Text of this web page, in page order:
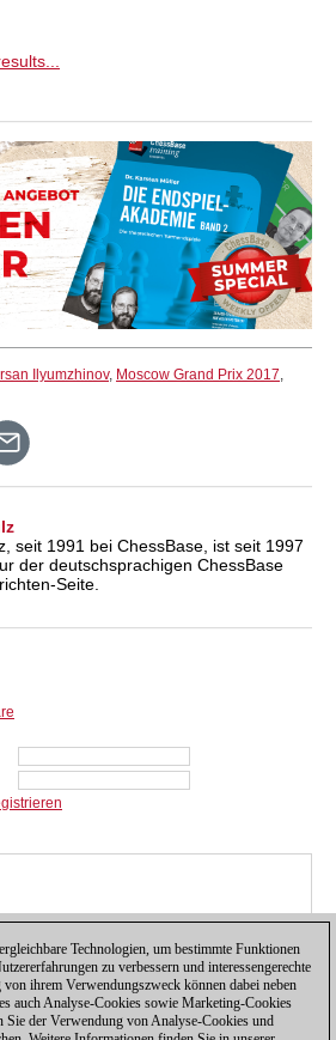
Ilyumzhinov, Moscow Grand Prix 2017,
seit 1991 bei ChessBase, ist seit 1997
der deutschsprachigen ChessBase
Seite.
Technologien, um bestimmte Funktionen
zu verbessern und interessengerechte
ihrem Verwendungszweck können dabei neben
auch Analyse-Cookies sowie Marketing-Cookies
Sie der Verwendung von Analyse-Cookies und